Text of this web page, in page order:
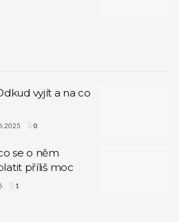
vyjít a na co
0
se o něm
příliš moc
1